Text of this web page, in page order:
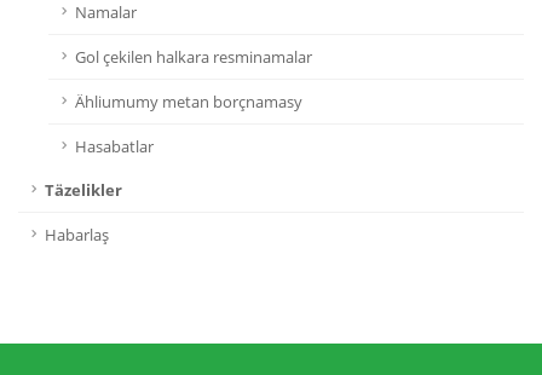
Namalar
Gol çekilen halkara resminamalar
Ähliumumy metan borçnamasy
Hasabatlar
Täzelikler
Habarlaş